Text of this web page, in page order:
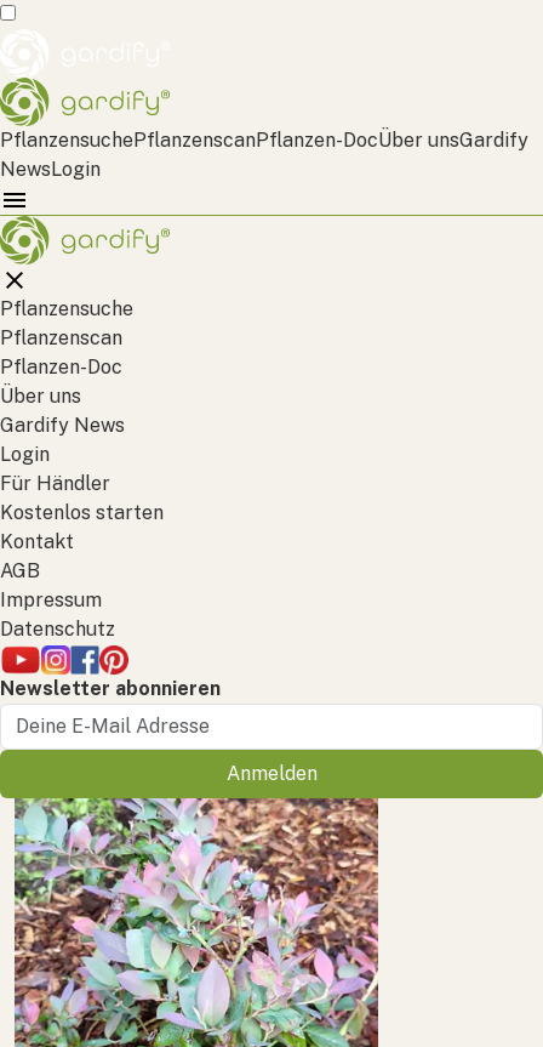
PflanzensuchePflanzenscanPflanzen-DocÜber unsGardify
NewsLogin
Pflanzensuche
Pflanzenscan
Pflanzen-Doc
Über uns
Gardify News
Login
Für Händler
Kostenlos starten
Kontakt
AGB
Impressum
Datenschutz
Newsletter abonnieren
Anmelden